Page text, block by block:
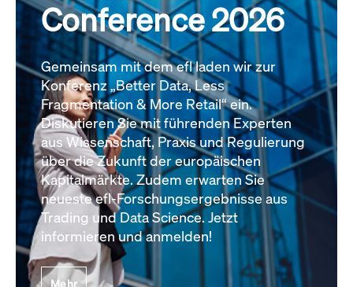
Conference 2026
Gemeinsam mit dem efl laden wir zur
Konferenz „Better Data, Less
Fragmentation & More Retail“ ein.
Diskutieren Sie mit führenden Experten
aus Wissenschaft, Praxis und Regulierung
über die Zukunft der europäischen
Kapitalmärkte. Zudem erwarten Sie
neueste efl-Forschungsergebnisse aus
Trading und Data Science. Jetzt
informieren und anmelden!
Mehr